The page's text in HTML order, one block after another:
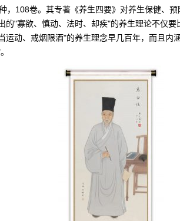
，108卷。其专著《养生四要》对养生保健、
的"寡欲、慎动、法时、却疾"的养生理论不仅
运动、戒烟限酒"的养生理念早几百年，而且内